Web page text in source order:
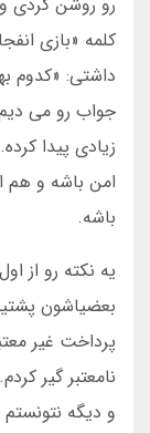
کلمه «بازی
داشتی: «کدوم
زیادی پیدا
امن باشه و هم
باشه.
یه نکته رو از
پرداخت غیر
و دیگه